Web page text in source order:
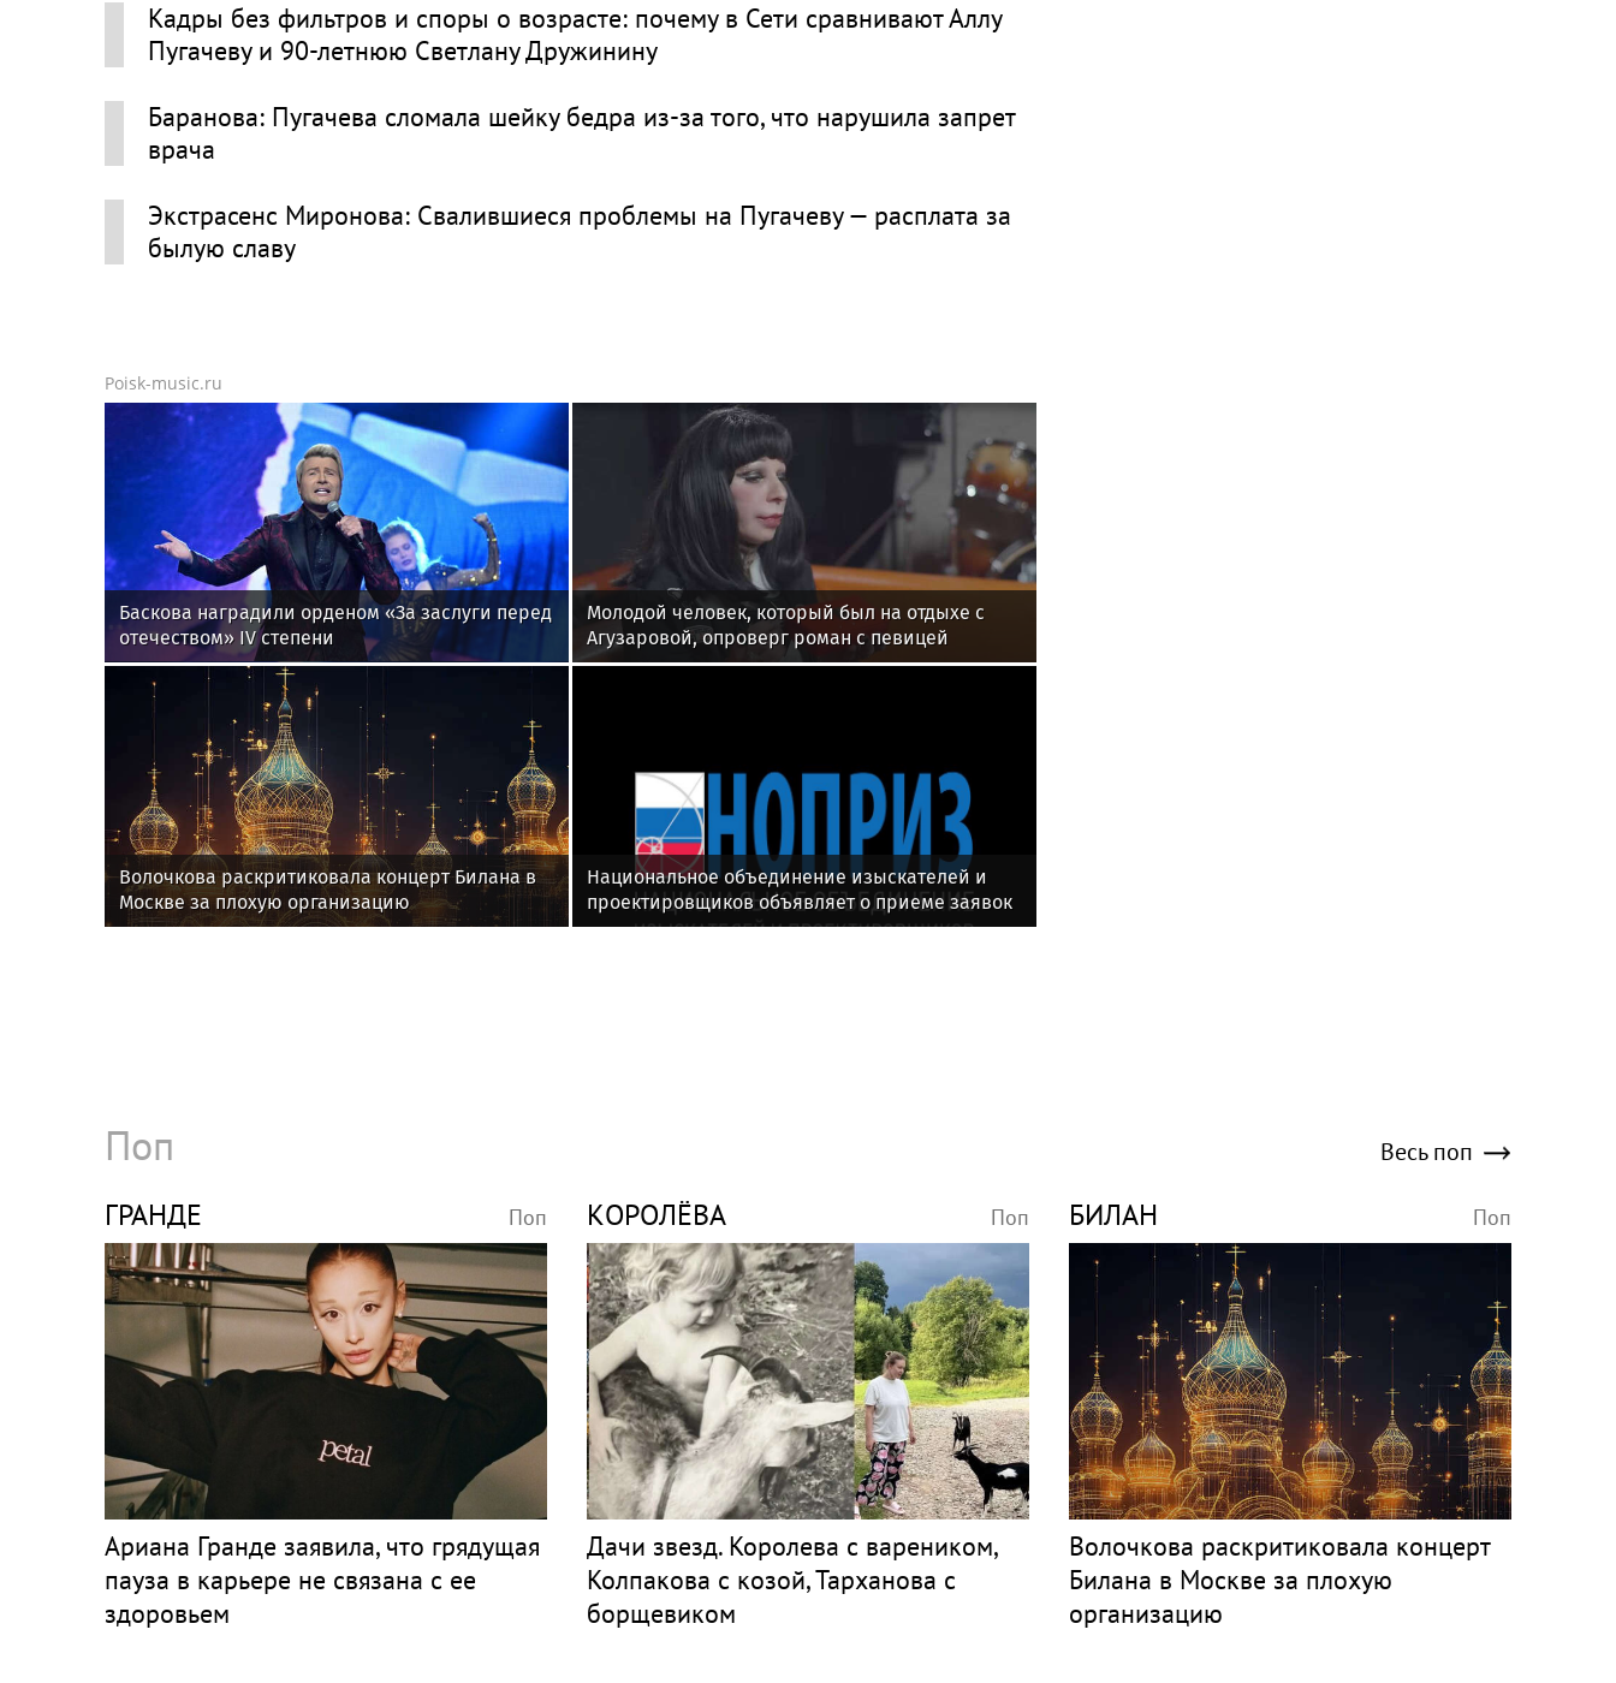
Кадры без фильтров и споры о возрасте: почему в Сети сравнивают Аллу
Пугачеву и 90-летнюю Светлану Дружинину
Баранова: Пугачева сломала шейку бедра из-за того, что нарушила запрет
врача
Экстрасенс Миронова: Свалившиеся проблемы на Пугачеву — расплата за
былую славу
Poisk-music.ru
Баскова наградили орденом «За заслуги перед
отечеством» IV степени
Молодой человек, который был на отдыхе с
Агузаровой, опроверг роман с певицей
Волочкова раскритиковала концерт Билана в
Москве за плохую организацию
Национальное объединение изыскателей и
проектировщиков объявляет о приеме заявок
на XI Международный профессиональный
Поп Весь поп
ГРАНДЕ Поп
Ариана Гранде заявила, что грядущая
пауза в карьере не связана с ее
здоровьем
КОРОЛЁВА Поп
Дачи звезд. Королева с вареником,
Колпакова с козой, Тарханова с
борщевиком
БИЛАН Поп
Волочкова раскритиковала концерт
Билана в Москве за плохую
организацию